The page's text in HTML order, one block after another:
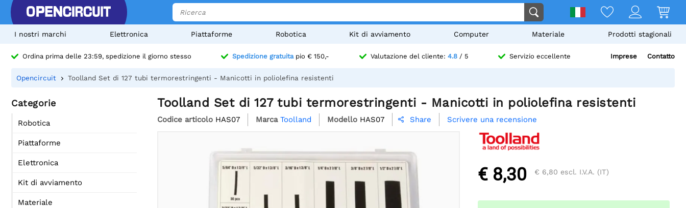
I nostri marchi Elettronica Piattaforme Robotica Kit di avviamento Computer Materiale Prodotti stagionali
Ordina prima delle 23:59, spedizione il giorno stesso Spedizione gratuitapio € 150,- Valutazione del cliente: 4.8/ 5 Servizio eccellente Imprese Contatto
Opencircuit Toolland Set di 127 tubi termorestringenti - Manicotti in poliolefina resistenti
Categorie
Robotica
Piattaforme
Elettronica
Kit di avviamento
Materiale
Toolland Set di 127 tubi termorestringenti - Manicotti in poliolefina resistenti
Codice articolo HAS07 Marca Toolland Modello HAS07  Share Scrivere una recensione
€ 8,30 € 6,80 escl. I.V.A. (IT)